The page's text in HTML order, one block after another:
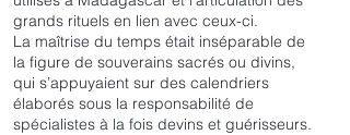
grands rituels en lien avec ceux-ci.
La maîtrise du temps était inséparable de
la figure de souverains sacrés ou divins,
qui s’appuyaient sur des calendriers
élaborés sous la responsabilité de
spécialistes à la fois devins et guérisseurs.